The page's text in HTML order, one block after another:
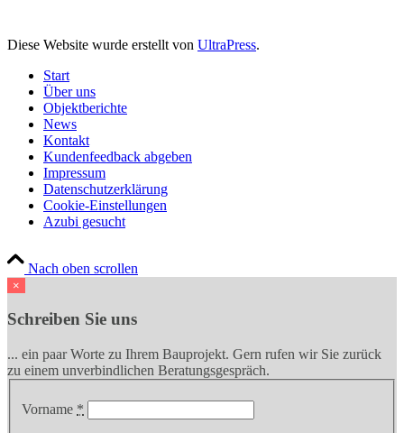
Diese Website wurde erstellt von UltraPress.
Start
Über uns
Objektberichte
News
Kontakt
Kundenfeedback abgeben
Impressum
Datenschutzerklärung
Cookie-Einstellungen
Azubi gesucht
Nach oben scrollen
×
Schreiben Sie uns
... ein paar Worte zu Ihrem Bauprojekt. Gern rufen wir Sie zurück
zu einem unverbindlichen Beratungsgespräch.
Vorname *